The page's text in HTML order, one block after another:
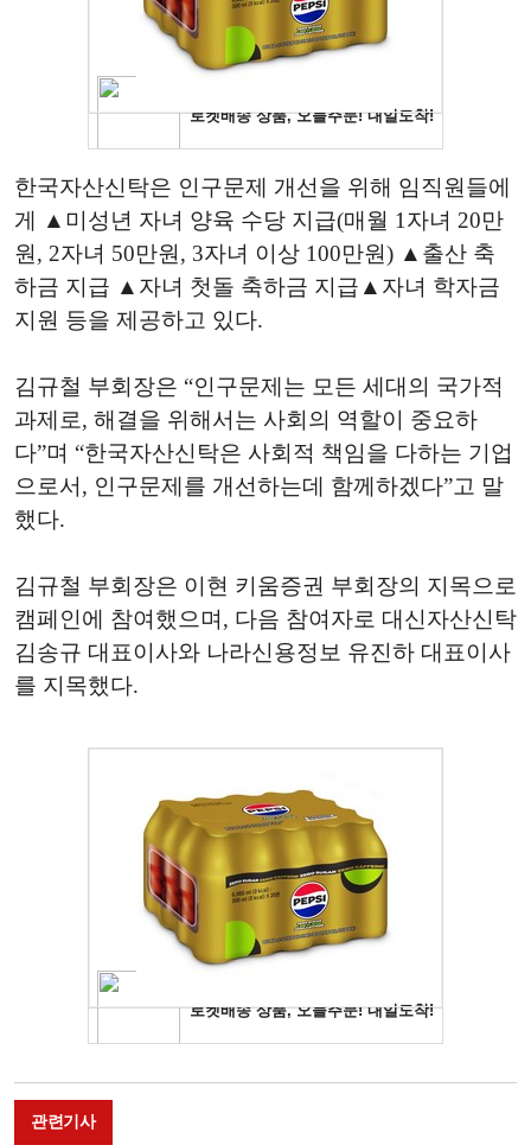
한국자산신탁은 인구문제 개선을 위해 임직원들에
게 ▲미성년 자녀 양육 수당 지급(매월 1자녀 20만
원, 2자녀 50만원, 3자녀 이상 100만원) ▲출산 축
하금 지급 ▲자녀 첫돌 축하금 지급▲자녀 학자금
지원 등을 제공하고 있다.
김규철 부회장은 “인구문제는 모든 세대의 국가적
과제로, 해결을 위해서는 사회의 역할이 중요하
다”며 “한국자산신탁은 사회적 책임을 다하는 기업
으로서, 인구문제를 개선하는데 함께하겠다”고 말
했다.
김규철 부회장은 이현 키움증권 부회장의 지목으로
캠페인에 참여했으며, 다음 참여자로 대신자산신탁
김송규 대표이사와 나라신용정보 유진하 대표이사
를 지목했다.
관련기사